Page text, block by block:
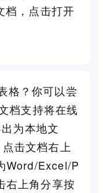
档，点击打开
格？你可以尝
档支持将在线
为本地文
击文档右上
Word/Excel/P
右上角分享按